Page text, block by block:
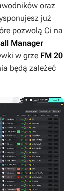
oraz
już
pozwolą Ci na
Manager
w grze FM 20
będą zależeć